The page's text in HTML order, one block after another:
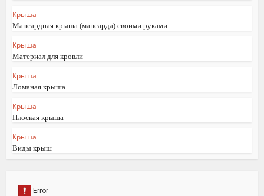
Крыша
Мансардная крыша (мансарда) своими руками
Крыша
Материал для кровли
Крыша
Ломаная крыша
Крыша
Плоская крыша
Крыша
Виды крыш